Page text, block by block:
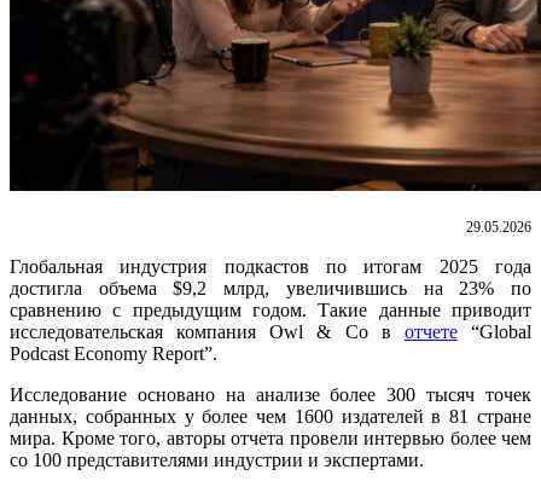
29.05.2026
Глобальная индустрия подкастов по итогам 2025 года
достигла объема $9,2 млрд, увеличившись на 23% по
сравнению с предыдущим годом. Такие данные приводит
исследовательская компания Owl & Co в отчете“Global
Podcast Economy Report”.
Исследование основано на анализе более 300 тысяч точек
данных, собранных у более чем 1600 издателей в 81 стране
мира. Кроме того, авторы отчета провели интервью более чем
со 100 представителями индустрии и экспертами.